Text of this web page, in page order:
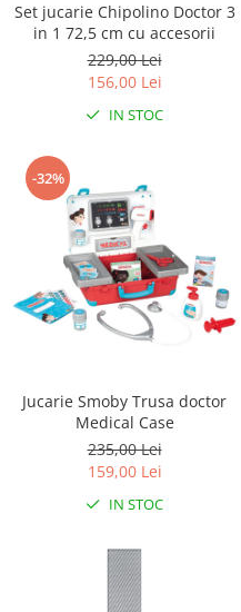
Set jucarie Chipolino Doctor 3
in 1 72,5 cm cu accesorii
229,00 Lei
156,00 Lei
IN STOC
-32%
Jucarie Smoby Trusa doctor
Medical Case
235,00 Lei
159,00 Lei
IN STOC